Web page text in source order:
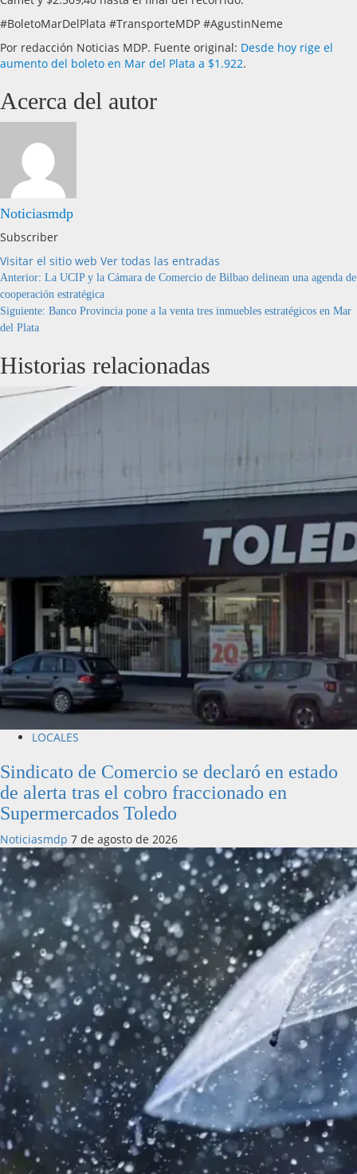
#BoletoMarDelPlata #TransporteMDP #AgustinNeme
Por redacción Noticias MDP. Fuente original: Desde hoy rige el
aumento del boleto en Mar del Plata a $1.922.
Acerca del autor
Noticiasmdp
Subscriber
Visitar el sitio web Ver todas las entradas
Anterior: La UCIP y la Cámara de Comercio de Bilbao delinean una agenda de
cooperación estratégica
Siguiente: Banco Provincia pone a la venta tres inmuebles estratégicos en Mar
del Plata
Historias relacionadas
LOCALES
Sindicato de Comercio se declaró en estado
de alerta tras el cobro fraccionado en
Supermercados Toledo
Noticiasmdp 7 de agosto de 2026